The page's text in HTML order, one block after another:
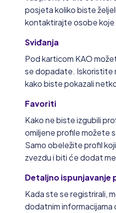
posjeta koliko biste
kontaktirajte osobe koje
Sviđanja
Pod karticom KAO
se dopadate. Iskoristite
kako biste pokazali
Favoriti
Kako ne biste izgubili
omiljene profile možete
Samo obeležite profil
zvezdu i biti će dodat
Detaljno ispunjavanje
Kada ste se registrirali,
dodatnim informacijama